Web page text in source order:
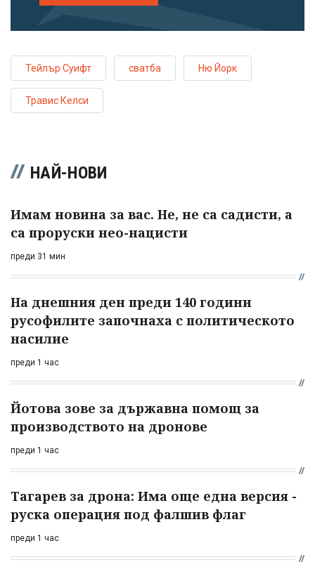
Тейлър Суифт сватба Ню Йорк
Травис Келси
НАЙ-НОВИ
Имам новина за вас. Не, не са садисти, а
са проруски нео-нацисти
преди 31 мин
На днешния ден преди 140 години
русофилите започнаха с политическото
насилие
преди 1 час
Йотова зове за държавна помощ за
производството на дронове
преди 1 час
Тагарев за дрона: Има още една версия -
руска операция под фалшив флаг
преди 1 час